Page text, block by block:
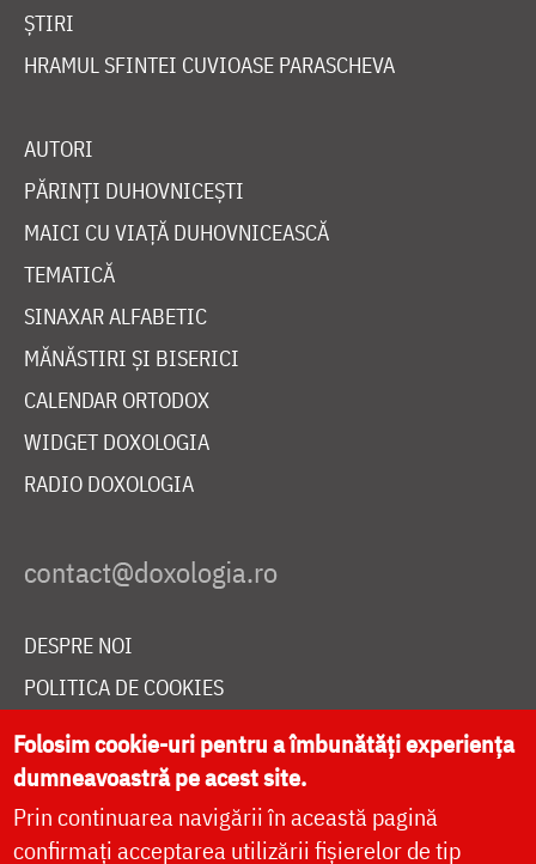
ȘTIRI
HRAMUL SFINTEI CUVIOASE PARASCHEVA
AUTORI
PĂRINȚI DUHOVNICEȘTI
MAICI CU VIAȚĂ DUHOVNICEASCĂ
TEMATICĂ
SINAXAR ALFABETIC
MĂNĂSTIRI ȘI BISERICI
CALENDAR ORTODOX
WIDGET DOXOLOGIA
RADIO DOXOLOGIA
DESPRE NOI
POLITICA DE COOKIES
DONEAZĂ ONLINE PENTRU CATEDRALA NAȚIONALĂ
LIVE
Folosim cookie-uri pentru a îmbunătăți experiența
dumneavoastră pe acest site.
Prin continuarea navigării în această pagină
confirmați acceptarea utilizării fișierelor de tip